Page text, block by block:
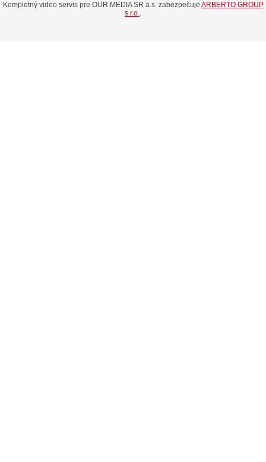
Kompletný video servis pre OUR MEDIA SR a.s. zabezpečuje ARBERTO GROUP
s.r.o..